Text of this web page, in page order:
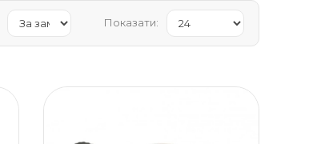
Показати: